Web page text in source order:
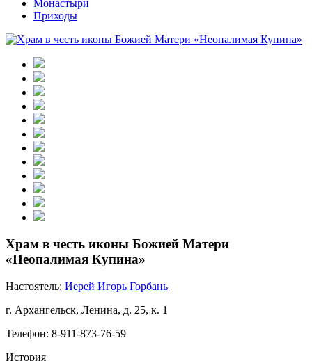
Монастыри
Приходы
Храм в честь иконы Божией Матери
«Неопалимая Купина»
Настоятель: Иерей Игорь Горбань
г. Архангельск, Ленина, д. 25, к. 1
Телефон: 8-911-873-76-59
История